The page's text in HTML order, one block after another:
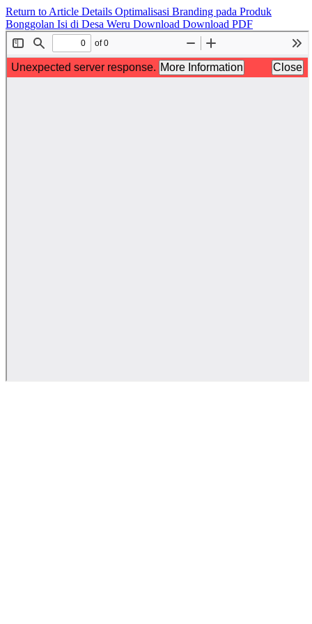
Return to Article Details Optimalisasi Branding pada Produk
Bonggolan Isi di Desa Weru Download Download PDF